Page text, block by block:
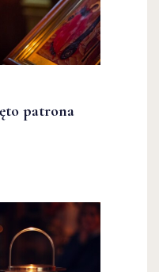
patrona